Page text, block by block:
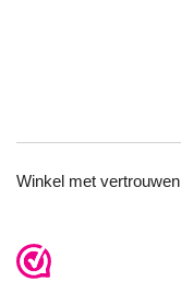
Winkel met vertrouwen